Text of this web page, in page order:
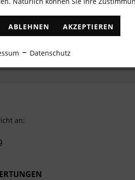
✓ Die aktuellsten Trends
an:
ABLEHNEN AKZEPTIEREN
Datenschutz